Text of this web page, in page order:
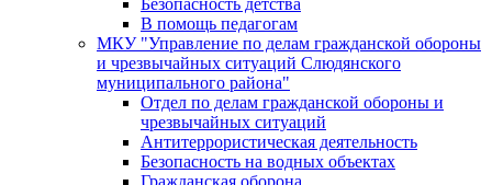
Безопасность детства
В помощь педагогам
МКУ "Управление по делам гражданской обороны
и чрезвычайных ситуаций Слюдянского
муниципального района"
Отдел по делам гражданской обороны и
чрезвычайных ситуаций
Антитеррористическая деятельность
Безопасность на водных объектах
Гражданская оборона